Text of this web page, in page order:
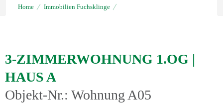
Home Immobilien Fuchsklinge
3-ZIMMERWOHNUNG 1.OG |
HAUS A
Objekt-Nr.: Wohnung A05